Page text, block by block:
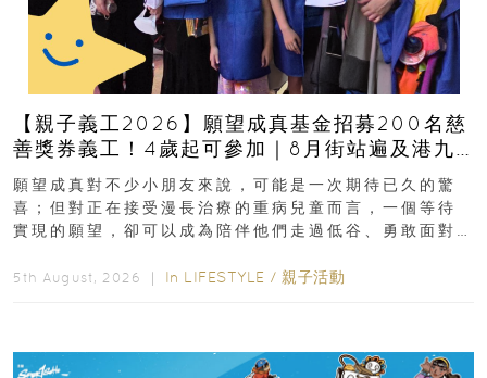
【親子義工2026】願望成真基金招募200名慈
善獎券義工！4歲起可參加｜8月街站遍及港九
新界
願望成真對不少小朋友來說，可能是一次期待已久的驚
喜；但對正在接受漫長治療的重病兒童而言，一個等待
實現的願望，卻可以成為陪伴他們走過低谷、勇敢面對
5th August, 2026 ｜ In LIFESTYLE / 親子活動